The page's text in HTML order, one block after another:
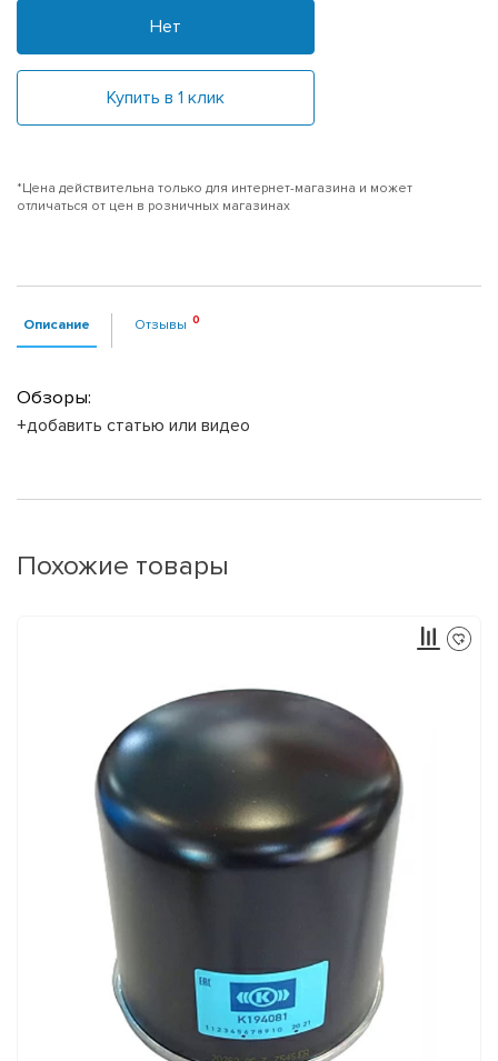
Нет
Купить в 1 клик
*Цена действительна только для интернет-магазина и может
отличаться от цен в розничных магазинах
Описание Отзывы
Обзоры:
+добавить статью или видео
Похожие товары